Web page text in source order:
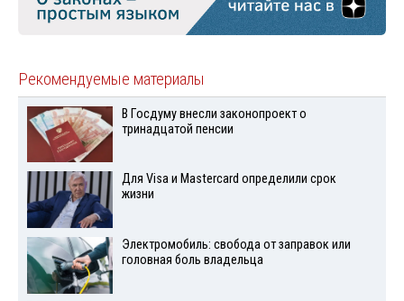
Рекомендуемые материалы
В Госдуму внесли законопроект о
тринадцатой пенсии
Для Visа и Mastercard определили срок
жизни
Электромобиль: свобода от заправок или
головная боль владельца